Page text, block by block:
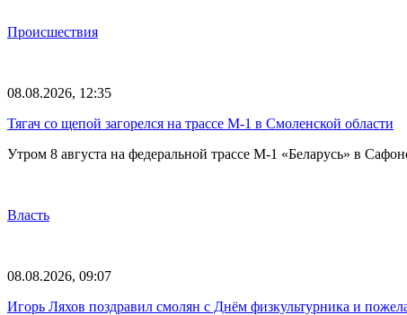
Происшествия
08.08.2026, 12:35
Тягач со щепой загорелся на трассе М-1 в Смоленской области
Утром 8 августа на федеральной трассе М-1 «Беларусь» в
Власть
08.08.2026, 09:07
Игорь Ляхов поздравил смолян с Днём физкультурника и